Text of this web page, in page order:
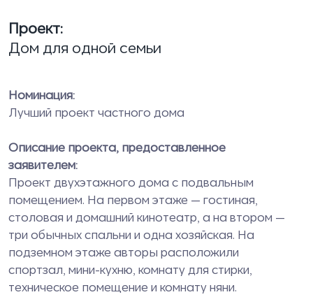
Проект:
Дом для одной семьи
Номинация:
Лучший проект частного дома
Описание проекта, предоставленное
заявителем:
Проект двухэтажного дома с подвальным
помещением. На первом этаже — гостиная,
столовая и домашний кинотеатр, а на втором —
три обычных спальни и одна хозяйская. На
подземном этаже авторы расположили
спортзал, мини-кухню, комнату для стирки,
техническое помещение и комнату няни.